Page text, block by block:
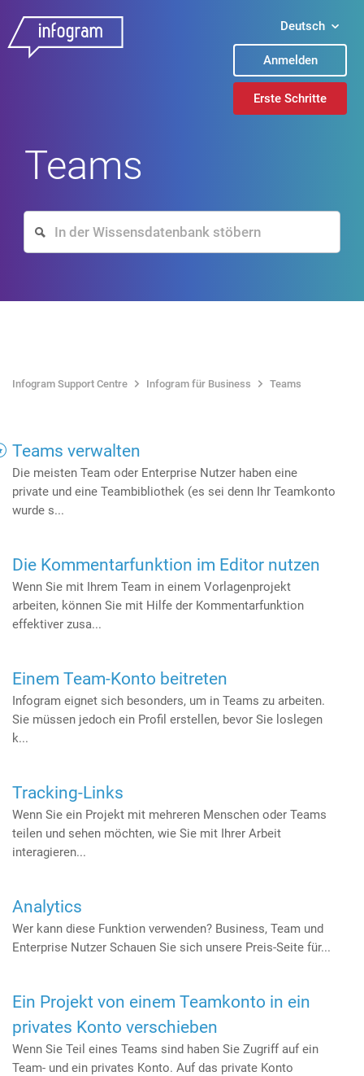
Deutsch
Anmelden
Erste Schritte
Teams
Infogram Support Centre Infogram für Business Teams
Teams verwalten
Die meisten Team oder Enterprise Nutzer haben eine
private und eine Teambibliothek (es sei denn Ihr Teamkonto
wurde s...
Die Kommentarfunktion im Editor nutzen
Wenn Sie mit Ihrem Team in einem Vorlagenprojekt
arbeiten, können Sie mit Hilfe der Kommentarfunktion
effektiver zusa...
Einem Team-Konto beitreten
Infogram eignet sich besonders, um in Teams zu arbeiten.
Sie müssen jedoch ein Profil erstellen, bevor Sie loslegen
k...
Tracking-Links
Wenn Sie ein Projekt mit mehreren Menschen oder Teams
teilen und sehen möchten, wie Sie mit Ihrer Arbeit
interagieren...
Analytics
Wer kann diese Funktion verwenden? Business, Team und
Enterprise Nutzer Schauen Sie sich unsere Preis-Seite für...
Ein Projekt von einem Teamkonto in ein
privates Konto verschieben
Wenn Sie Teil eines Teams sind haben Sie Zugriff auf ein
Team- und ein privates Konto. Auf das private Konto